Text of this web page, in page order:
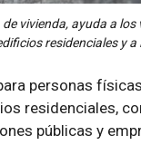
vivienda, ayuda a
residenciales y
personas
residenciales,
públicas y